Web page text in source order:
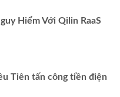
Hiểm Với Qilin RaaS
Tiên tấn công tiền điện